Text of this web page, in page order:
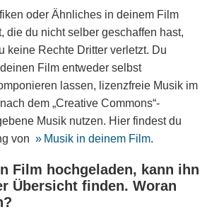
oder Ähnliches in deinem Film
die du nicht selber geschaffen hast,
keine Rechte Dritter verletzt. Du
Film entweder selbst
lassen, lizenzfreie Musik im
dem „Creative Commons“-
Musik nutzen. Hier findest du
von
Musik in deinem Film.
Film hochgeladen, kann ihn
Übersicht finden. Woran